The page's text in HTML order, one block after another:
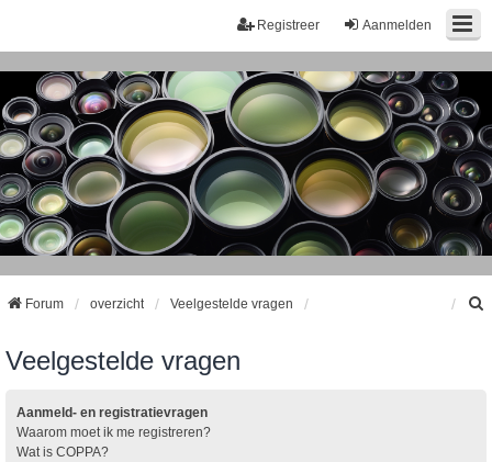
Aanmelden
Registreer
Forum overzicht Veelgestelde vragen
Veelgestelde vragen
Aanmeld- en registratievragen
Waarom moet ik me registreren?
Wat is COPPA?